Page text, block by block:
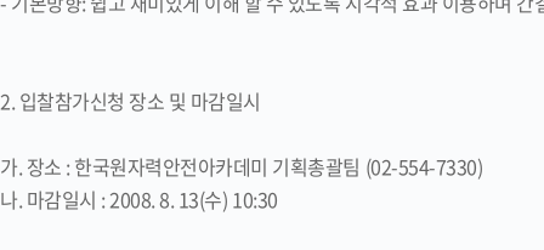
2. 입찰참가신청 장소 및 마감일시
가. 장소 : 한국원자력안전아카데미 기획총괄팀 (02-554-7330)
나. 마감일시 : 2008. 8. 13(수) 10:30